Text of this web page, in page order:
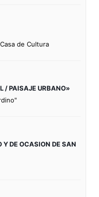
de Cultura
/ PAISAJE URBANO»
Y DE OCASION DE SAN